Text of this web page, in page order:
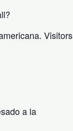
Visitors
a la